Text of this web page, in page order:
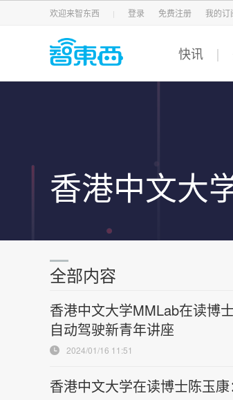
欢迎来智东西 登录 免费注册 我的订
智东西 车东西
快讯
香港中文大
全部内容
香港中文大学MMLab在读博
自动驾驶新青年讲座
2024/01/16 11:51
香港中文大学在读博士陈玉